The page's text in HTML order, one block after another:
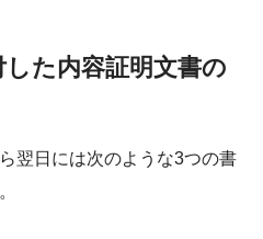
た内容証明文書の
翌日には次のような3つの書